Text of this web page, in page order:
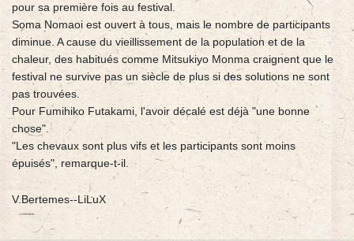
pour sa première fois au festival.
Soma Nomaoi est ouvert à tous, mais le nombre de participants
diminue. A cause du vieillissement de la population et de la
chaleur, des habitués comme Mitsukiyo Monma craignent que le
festival ne survive pas un siècle de plus si des solutions ne sont
pas trouvées.
Pour Fumihiko Futakami, l'avoir décalé est déjà "une bonne
chose".
"Les chevaux sont plus vifs et les participants sont moins
épuisés", remarque-t-il.
V.Bertemes--LiLuX